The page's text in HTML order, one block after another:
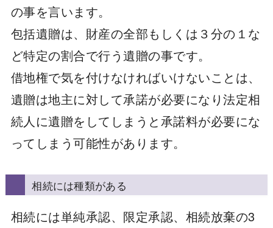
の事を言います。
包括遺贈は、財産の全部もしくは３分の１な
ど特定の割合で行う遺贈の事です。
借地権で気を付けなければいけないことは、
遺贈は地主に対して承諾が必要になり法定相
続人に遺贈をしてしまうと承諾料が必要にな
ってしまう可能性があります。
相続には種類がある
相続には単純承認、限定承認、相続放棄の3